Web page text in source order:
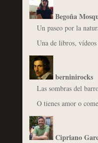
Begoña
Un paseo por la
Una de libros,
berninirocks
Las sombras del
O tienes amor o
Cipriano